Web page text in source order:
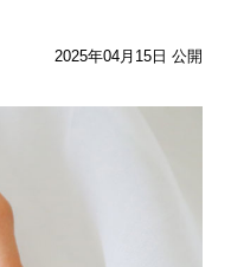
2025年04月15日 公開